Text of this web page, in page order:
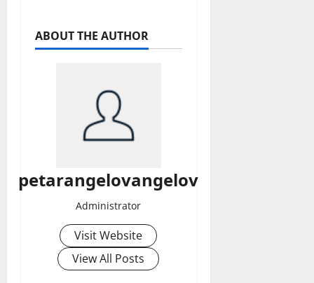
ABOUT THE AUTHOR
petarangelovangelov
Administrator
Visit Website
View All Posts